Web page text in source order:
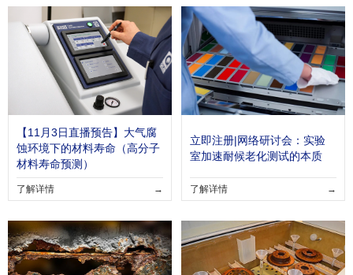
【11月3日直播预告】大气腐
蚀环境下的材料寿命（高分子
材料寿命预测）
了解详情 →
立即注册|网络研讨会：实验
室加速耐候老化测试的本质
了解详情 →